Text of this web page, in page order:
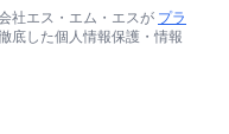
社エス・エム・エスが プラ
底した個人情報保護・情報